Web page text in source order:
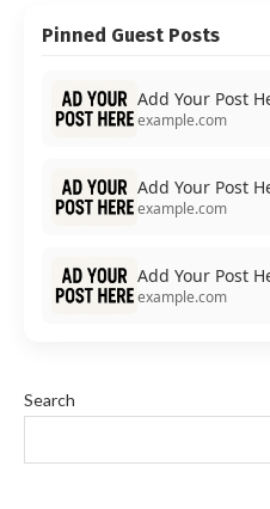
Pinned Guest Posts
Add Your Post
example.com
Add Your Post
example.com
Add Your Post
example.com
Search